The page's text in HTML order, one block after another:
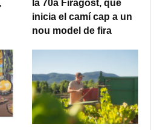
la 70a Firagost, que
inicia el camí cap a un
nou model de fira